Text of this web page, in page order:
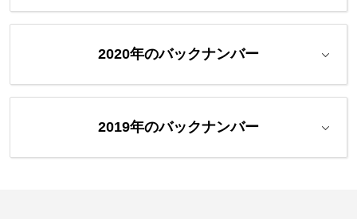
2020年のバックナンバー
2019年のバックナンバー